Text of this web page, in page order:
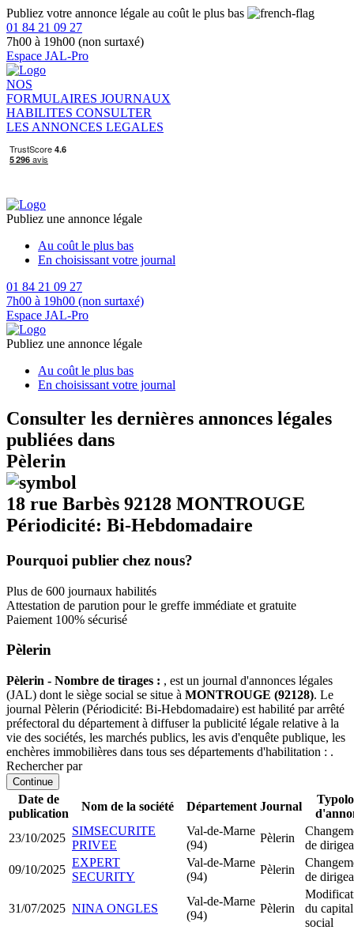
Publiez votre annonce légale au coût le plus bas
01 84 21 09 27
7h00 à 19h00 (non surtaxé)
Espace JAL-Pro
NOS
FORMULAIRES JOURNAUX
HABILITES CONSULTER
LES ANNONCES LEGALES
Publiez une annonce légale
Au coût le plus bas
En choisissant votre journal
01 84 21 09 27
7h00 à 19h00 (non surtaxé)
Espace JAL-Pro
Publiez une annonce légale
Au coût le plus bas
En choisissant votre journal
Consulter les dernières annonces légales
publiées dans
Pèlerin
18 rue Barbès 92128 MONTROUGE
Périodicité: Bi-Hebdomadaire
Pourquoi publier chez nous?
Plus de 600 journaux habilités
Attestation de parution pour le greffe immédiate et gratuite
Paiement 100% sécurisé
Pèlerin
Pèlerin - Nombre de tirages : , est un journal d'annonces légales
(JAL) dont le siège social se situe à MONTROUGE (92128). Le
journal Pèlerin (Périodicité: Bi-Hebdomadaire) est habilité par arrêté
préfectoral du département à diffuser la publicité légale relative à la
vie des sociétés, les marchés publics, les avis d'enquête publique, les
enchères immobilières dans tous ses départements d'habilitation : .
Rechercher par
Continue
Date de
publication
Nom de la société Département Journal
23/10/2025
SIMSECURITE
PRIVEE
Val-de-Marne
(94)
Pèlerin
de
09/10/2025
EXPERT
SECURITY
Val-de-Marne
(94)
Pèlerin
de
31/07/2025 NINA ONGLES
Val-de-Marne
(94)
Pèlerin
du capital
social